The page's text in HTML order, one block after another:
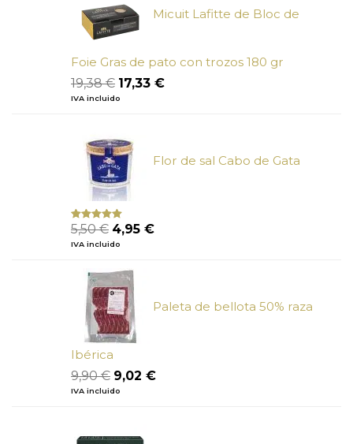
Micuit Lafitte de Bloc de
Foie Gras de pato con trozos 180 gr
19,38€ El
precio
19,38 €.
17,33 €El
IVA incluido
Flor de sal Cabo de Gata
Valorado
con
de
5
5,50€ El
precio
era:
5,50 €.
4,95 €El
IVA incluido
Paleta de bellota 50% raza
Ibérica
9,90€ El
precio
9,90 €.
9,02 €El
IVA incluido